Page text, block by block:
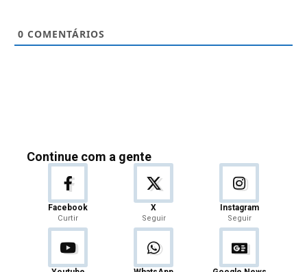
0 COMENTÁRIOS
Continue com a gente
Facebook
Curtir
X
Seguir
Instagram
Seguir